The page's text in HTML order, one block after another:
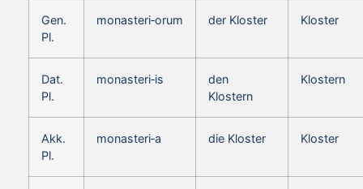
Gen.
Pl.
monasteri‑orum der Kloster Kloster
Dat.
Pl.
monasteri‑is
den
Klostern
Klostern
Akk.
Pl.
monasteri‑a die Kloster Kloster